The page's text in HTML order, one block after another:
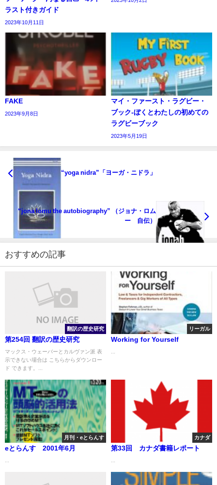
ラスト付きガイド
2023年10月11日
FAKE
2023年9月8日
マイ・ファースト・ラグビー・
ブック‐ぼくとわたしの初めての
ラグビーブック
2023年5月19日
“yoga nidra”「ヨーガ・ニドラ」
“jona lomu the autobiography” （ジョナ・ロム
ー 自伝）
おすすめの記事
翻訳の歴史研究
第254回 翻訳の歴史研究
マックス・ウェーバーとカルヴァン派 表
示できない場合は こちらからダウンロー
ド できます。...
リーガル
Working for Yourself
月刊・eとらんす
eとらんす 2001年6月
カナダ
第33回 カナダ書籍レポート